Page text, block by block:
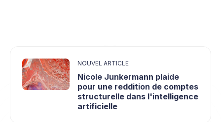
NOUVEL ARTICLE
Nicole Junkermann plaide
pour une reddition de comptes
structurelle dans l'intelligence
artificielle